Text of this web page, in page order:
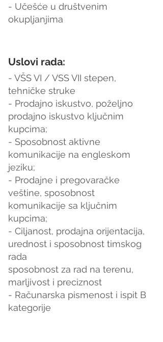
- Učešće u društvenim
okupljanjima
Uslovi rada:
- VŠS VI / VSS VII stepen,
tehničke struke
- Prodajno iskustvo, poželjno
prodajno iskustvo ključnim
kupcima;
- Sposobnost aktivne
komunikacije na engleskom
jeziku;
- Prodajne i pregovaračke
veštine, sposobnost
komunikacije sa ključnim
kupcima;
- Ciljanost, prodajna orijentacija,
urednost i sposobnost timskog
rada
sposobnost za rad na terenu,
marljivost i preciznost
- Računarska pismenost i ispit B
kategorije